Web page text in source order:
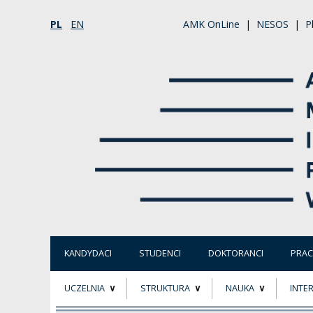
PL EN AMK OnLine | NESOS |
KANDYDACI STUDENCI DOKTORANCI
UCZELNIA STRUKTURA NAUKA